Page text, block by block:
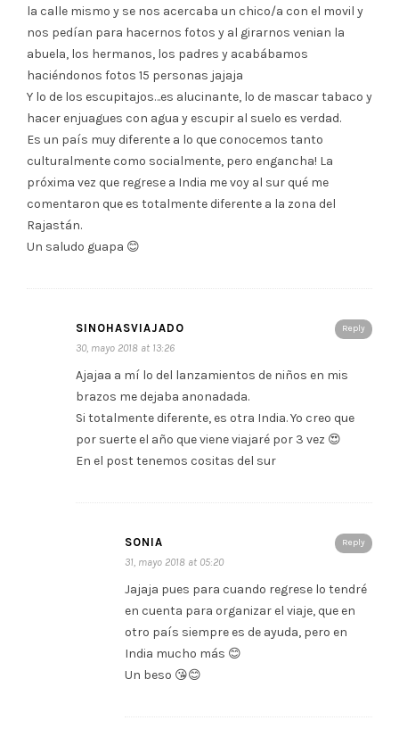
la calle mismo y se nos acercaba un chico/a con el movil y
nos pedían para hacernos fotos y al girarnos venian la
abuela, los hermanos, los padres y acabábamos
haciéndonos fotos 15 personas jajaja
Y lo de los escupitajos…es alucinante, lo de mascar tabaco y
hacer enjuagues con agua y escupir al suelo es verdad.
Es un país muy diferente a lo que conocemos tanto
culturalmente como socialmente, pero engancha! La
próxima vez que regrese a India me voy al sur qué me
comentaron que es totalmente diferente a la zona del
Rajastán.
Un saludo guapa 😊
Reply
SINOHASVIAJADO
30, mayo 2018 at 13:26
Ajajaa a mí lo del lanzamientos de niños en mis
brazos me dejaba anonadada.
Si totalmente diferente, es otra India. Yo creo que
por suerte el año que viene viajaré por 3 vez 😍
En el post tenemos cositas del sur
Reply
SONIA
31, mayo 2018 at 05:20
Jajaja pues para cuando regrese lo tendré
en cuenta para organizar el viaje, que en
otro país siempre es de ayuda, pero en
India mucho más 😊
Un beso 😘😊